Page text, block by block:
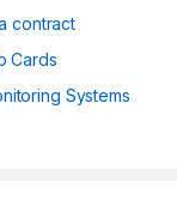
contract
Cards
Systems